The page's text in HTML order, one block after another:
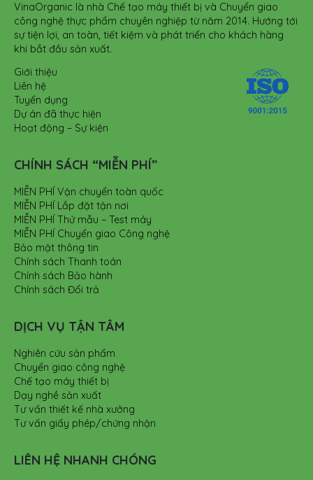
VinaOrganic là nhà Chế tạo máy thiết bị và Chuyển giao
công nghệ thực phẩm chuyên nghiệp từ năm 2014. Hướng tới
sự tiện lợi, an toàn, tiết kiệm và phát triển cho khách hàng
khi bắt đầu sản xuất.
Giới thiệu
Liên hệ
Tuyển dụng
Dự án đã thực hiện
Hoạt động – Sự kiện
CHÍNH SÁCH “MIỄN PHÍ”
MIỄN PHÍ Vận chuyển toàn quốc
MIỄN PHÍ Lắp đặt tận nơi
MIỄN PHÍ Thử mẫu – Test máy
MIỄN PHÍ Chuyển giao Công nghệ
Bảo mật thông tin
Chính sách Thanh toán
Chính sách Bảo hành
Chính sách Đổi trả
DỊCH VỤ TẬN TÂM
Nghiên cứu sản phẩm
Chuyển giao công nghệ
Chế tạo máy thiết bị
Dạy nghề sản xuất
Tư vấn thiết kế nhà xưởng
Tư vấn giấy phép/chứng nhận
LIÊN HỆ NHANH CHÓNG